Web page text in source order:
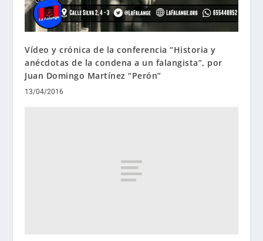
Vídeo y crónica de la conferencia “Historia y
anécdotas de la condena a un falangista”, por
Juan Domingo Martínez “Perón”
13/04/2016